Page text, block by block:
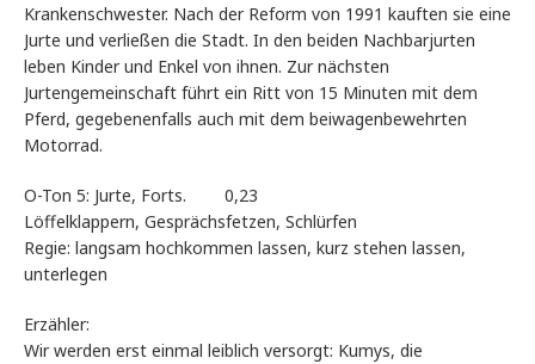
Krankenschwester. Nach der Reform von 1991 kauften sie eine
Jurte und verließen die Stadt. In den beiden Nachbarjurten
leben Kinder und Enkel von ihnen. Zur nächsten
Jurtengemeinschaft führt ein Ritt von 15 Minuten mit dem
Pferd, gegebenenfalls auch mit dem beiwagenbewehrten
Motorrad.
O-Ton 5: Jurte, Forts. 0,23
Löffelklappern, Gesprächsfetzen, Schlürfen
Regie: langsam hochkommen lassen, kurz stehen lassen,
unterlegen
Erzähler:
Wir werden erst einmal leiblich versorgt: Kumys, die